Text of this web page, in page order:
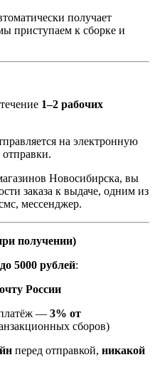
получает
приступаем к сборке и
1–2 рабочих
на электронную
Новосибирска, вы
заказа к выдаче, одним из
мессенджер.
получении)
до 5000 рублей:
России
— 3% от
сборов)
перед отправкой, никакой